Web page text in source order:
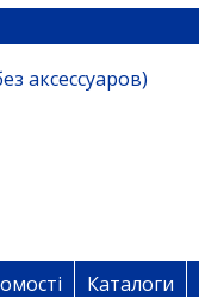
аксессуаров)
Каталоги